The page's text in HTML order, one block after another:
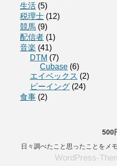
生活 (5)
税理士 (12)
競馬 (9)
配信者 (1)
音楽 (41)
DTM (7)
Cubase (6)
エイベックス (2)
ビーイング (24)
食事 (2)
500
日々調べたこと思ったことをメ
WordPress-